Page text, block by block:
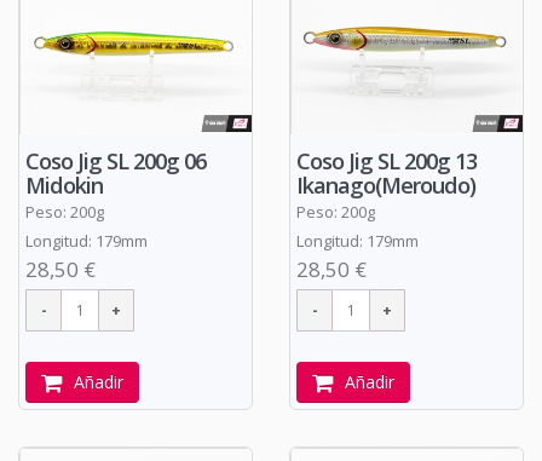
Coso Jig SL 200g 06
Midokin
Peso: 200g
Longitud: 179mm
28,50 €
Añadir
Coso Jig SL 200g 13
Ikanago(Meroudo)
Peso: 200g
Longitud: 179mm
28,50 €
Añadir